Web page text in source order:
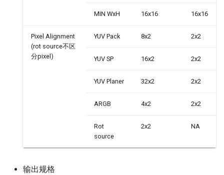
MIN WxH 16x16 16x16
Pixel Alignment
(rot source不区
分pixel)
YUV Pack 8x2 2x2
YUV SP 16x2 2x2
YUV Planer 32x2 2x2
ARGB 4x2 2x2
Rot
source
2x2 NA
输出规格